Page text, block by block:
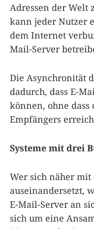
Adressen der Welt
kann jeder Nutzer
dem Internet
Mail-Server
Die Asynchronität
dadurch, dass E-
können, ohne dass
Empfängers
Systeme mit drei
Wer sich näher mit
auseinandersetzt,
E-Mail-Server an
sich um eine